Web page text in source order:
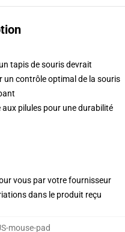
tapis de souris devrait
un contrôle optimal de la souris
pilules pour une durabilité
vous par votre fournisseur
dans le produit reçu
mouse-pad